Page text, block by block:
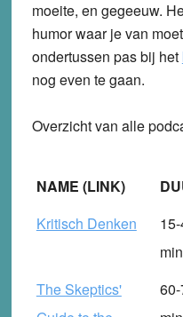
moeite, en gegeeuw.
humor waar je van
ondertussen pas bij het
nog even te gaan.
Overzicht van alle
NAME (LINK)
Kritisch Denken
The Skeptics'